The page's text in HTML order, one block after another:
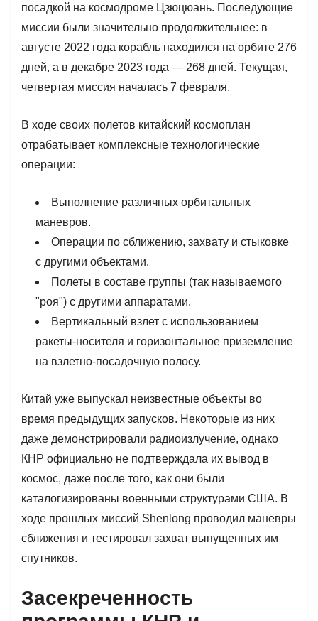
посадкой на космодроме Цзюцюань. Последующие
миссии были значительно продолжительнее: в
августе 2022 года корабль находился на орбите 276
дней, а в декабре 2023 года — 268 дней. Текущая,
четвертая миссия началась 7 февраля.
В ходе своих полетов китайский космоплан
отрабатывает комплексные технологические
операции:
Выполнение различных орбитальных
маневров.
Операции по сближению, захвату и стыковке
с другими объектами.
Полеты в составе группы (так называемого
"роя") с другими аппаратами.
Вертикальный взлет с использованием
ракеты-носителя и горизонтальное приземление
на взлетно-посадочную полосу.
Китай уже выпускал неизвестные объекты во
время предыдущих запусков. Некоторые из них
даже демонстрировали радиоизлучение, однако
КНР официально не подтверждала их вывод в
космос, даже после того, как они были
каталогизированы военными структурами США. В
ходе прошлых миссий Shenlong проводил маневры
сближения и тестировал захват выпущенных им
спутников.
Засекреченность